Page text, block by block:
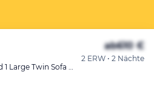
Family Room - 1 King Bed And 1 Large Twin Sofa Bed
ab610 €
2 ERW • 2 Nächte